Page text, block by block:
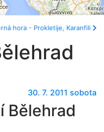
hora - Prokletije, Karanfili
30. 7. 2011 sobota
Bělehrad